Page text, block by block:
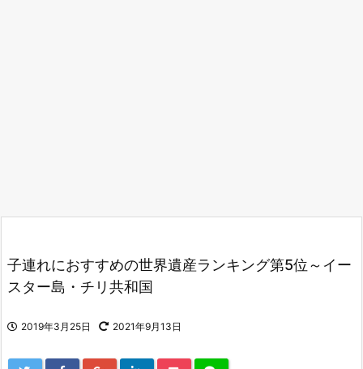
子連れにおすすめの世界遺産ランキング第5位～イー
スター島・チリ共和国
2019年3月25日 2021年9月13日